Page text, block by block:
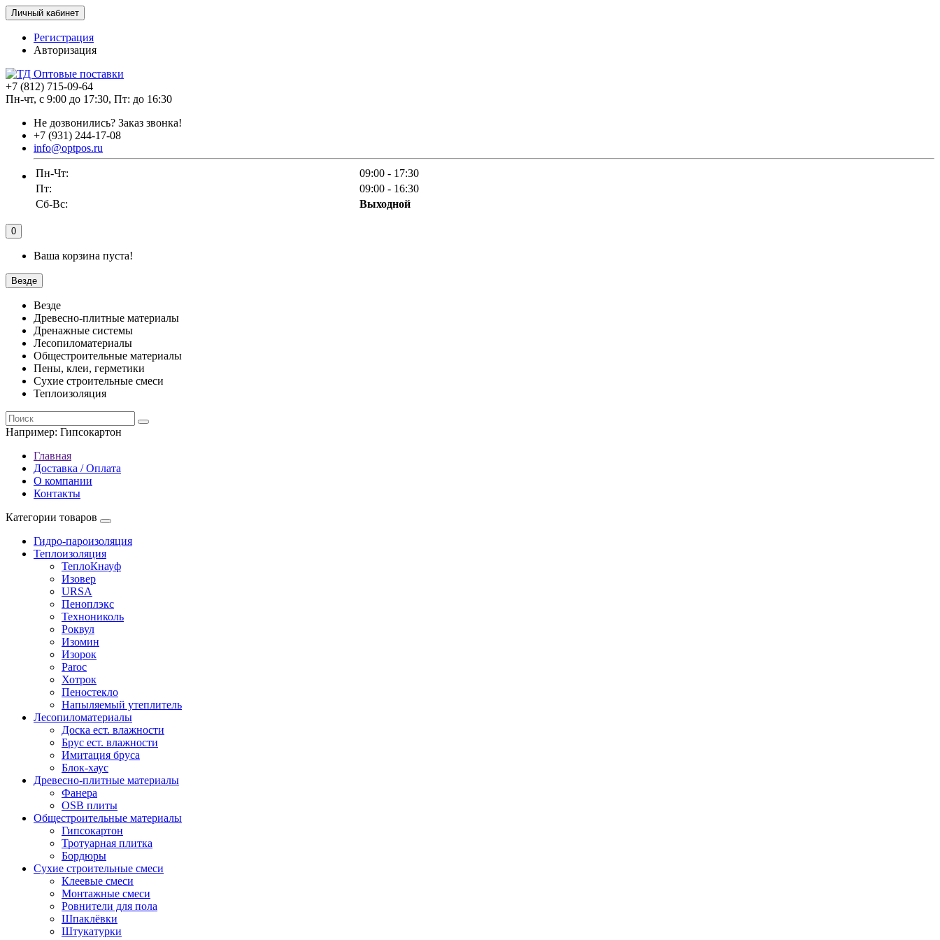
Личный кабинет
Регистрация
Авторизация
+7 (812) 715-09-64
Пн-чт, с 9:00 до 17:30, Пт: до 16:30
Не дозвонились? Заказ звонка!
+7 (931) 244-17-08
info@optpos.ru
Пн-Чт:
09:00 - 17:30
Пт:
09:00 - 16:30
Сб-Вс:
Выходной
0
Ваша корзина пуста!
Везде
Везде
Древесно-плитные материалы
Дренажные системы
Лесопиломатериалы
Общестроительные материалы
Пены, клеи, герметики
Сухие строительные смеси
Теплоизоляция
Например: Гипсокартон
Главная
Доставка / Оплата
О компании
Контакты
Категории товаров
Гидро-пароизоляция
Теплоизоляция
ТеплоКнауф
Изовер
URSA
Пеноплэкс
Технониколь
Роквул
Изомин
Изорок
Paroc
Хотрок
Пеностекло
Напыляемый утеплитель
Лесопиломатериалы
Доска ест. влажности
Брус ест. влажности
Имитация бруса
Блок-хаус
Древесно-плитные материалы
Фанера
OSB плиты
Общестроительные материалы
Гипсокартон
Тротуарная плитка
Бордюры
Сухие строительные смеси
Клеевые смеси
Монтажные смеси
Ровнители для пола
Шпаклёвки
Штукатурки